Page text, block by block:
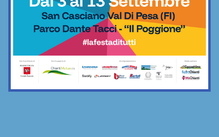
2-1 Rondinella nella prima amichevole